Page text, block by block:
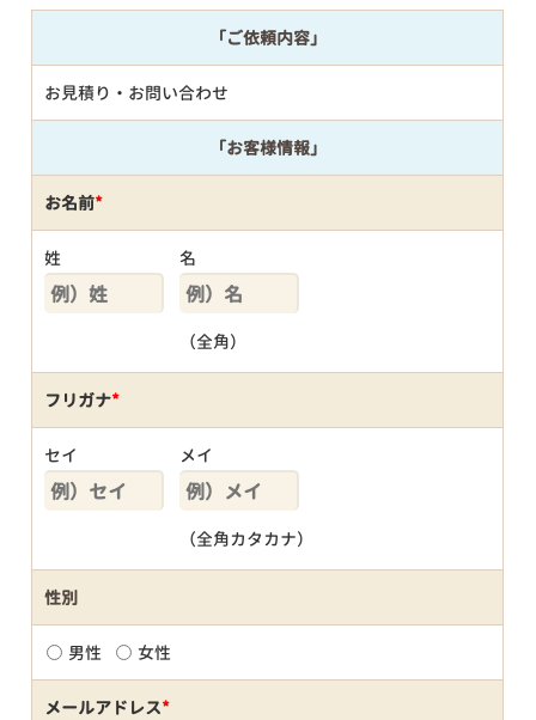
「ご依頼内容」
お見積り・お問い合わせ
「お客様情報」
お名前*
姓 名
（全角）
フリガナ*
セイ メイ
（全角カタカナ）
性別
男性 女性
メールアドレス*